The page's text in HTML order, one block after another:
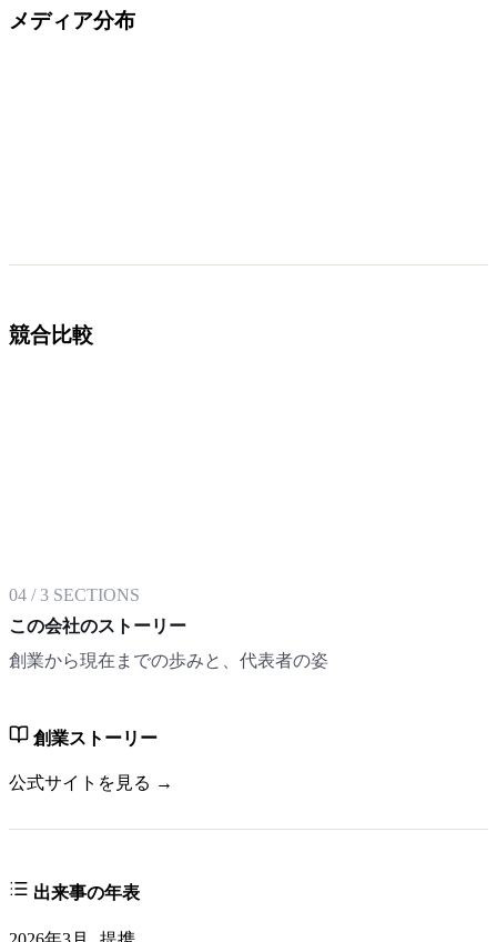
メディア分布
競合比較
04 /3 SECTIONS
この会社のストーリー
創業から現在までの歩みと、代表者の姿
創業ストーリー
公式サイトを見る →
出来事の年表